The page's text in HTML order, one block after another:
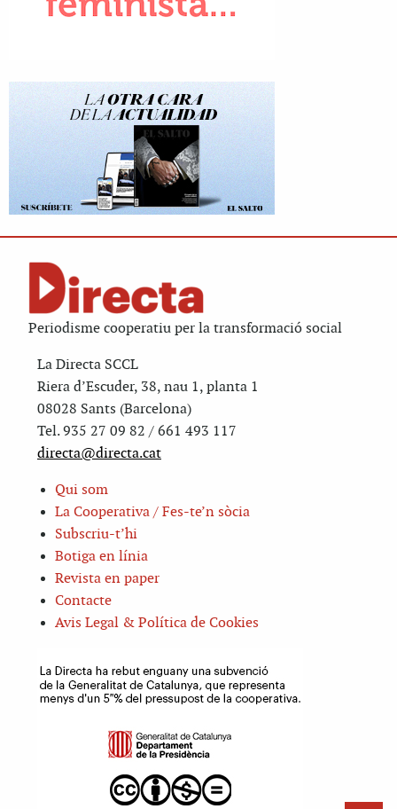
Periodisme cooperatiu per la transformació social
La Directa SCCL
Riera d’Escuder, 38, nau 1, planta 1
08028 Sants (Barcelona)
Tel. 935 27 09 82 / 661 493 117
directa@directa.cat
Qui som
La Cooperativa / Fes-te’n sòcia
Subscriu-t’hi
Botiga en línia
Revista en paper
Contacte
Avis Legal & Política de Cookies